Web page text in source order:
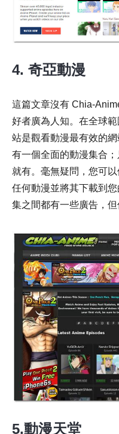
4. 奇亞動漫
這篇文章沒有 Chia-
好者廣為人知。在全球
站是觀看動漫最有效的
有一個全面的動漫集合
就有。毫無疑問，您可
任何動漫並將其下載到
集之間都有一些廣告，但
5.動漫天堂